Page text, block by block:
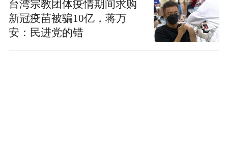
台湾宗教团体疫情期间求购
新冠疫苗被骗10亿，蒋万
安：民进党的错